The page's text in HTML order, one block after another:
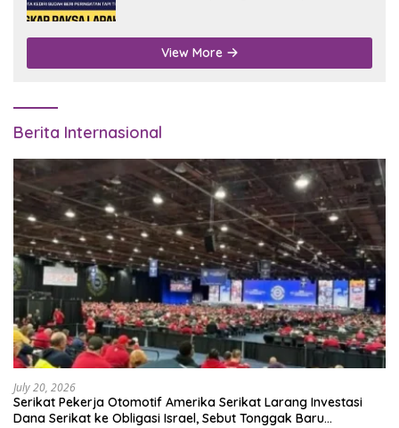
View More
Berita Internasional
July 20, 2026
Serikat Pekerja Otomotif Amerika Serikat Larang Investasi
Dana Serikat ke Obligasi Israel, Sebut Tonggak Baru